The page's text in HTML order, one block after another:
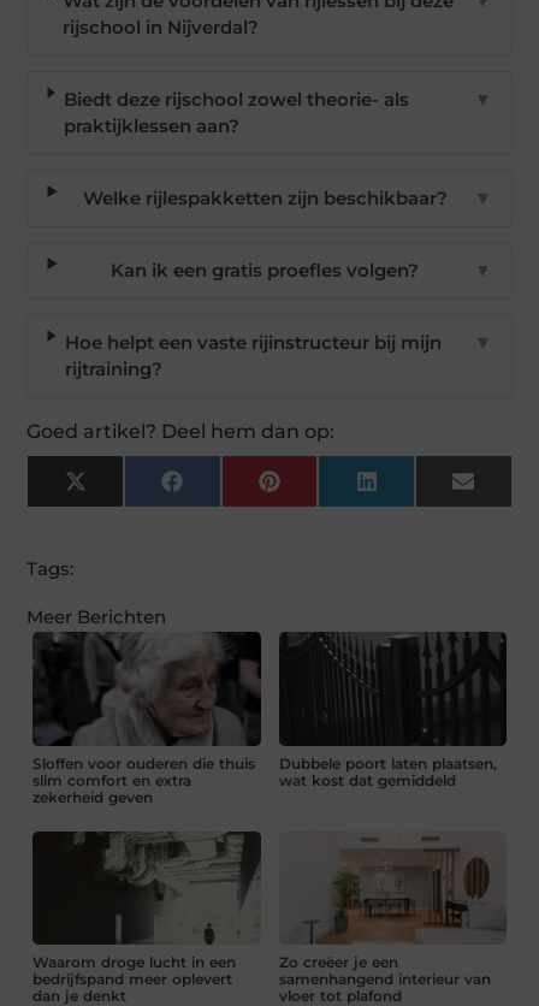
rijschool in Nijverdal?
Biedt deze rijschool zowel theorie- als
praktijklessen aan?
▼
Welke rijlespakketten zijn beschikbaar? ▼
Kan ik een gratis proefles volgen? ▼
Hoe helpt een vaste rijinstructeur bij mijn
rijtraining?
▼
Goed artikel? Deel hem dan op:
X
(Twitter)
FacebookPinterest LinkedIn Email
Tags:
Meer Berichten
Sloffen voor ouderen die thuis
slim comfort en extra
zekerheid geven
Dubbele poort laten plaatsen,
wat kost dat gemiddeld
Waarom droge lucht in een
bedrijfspand meer oplevert
dan je denkt
Zo creëer je een
samenhangend interieur van
vloer tot plafond